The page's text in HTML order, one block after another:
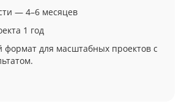
— 4–6 месяцев
1 год
для масштабных проектов с